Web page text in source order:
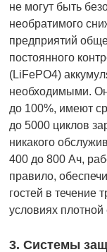
не могут быть
необратимого
предприятий
постоянного
(LiFePO4)
необходимыми.
до 100%, имеют
до 5000 циклов
никакого
400 до 800 Ач,
правило,
гостей в течение
условиях плотной
3. Системы